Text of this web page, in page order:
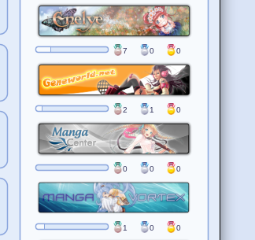
7 0 0
2 1 0
0 0 0
1 0 0